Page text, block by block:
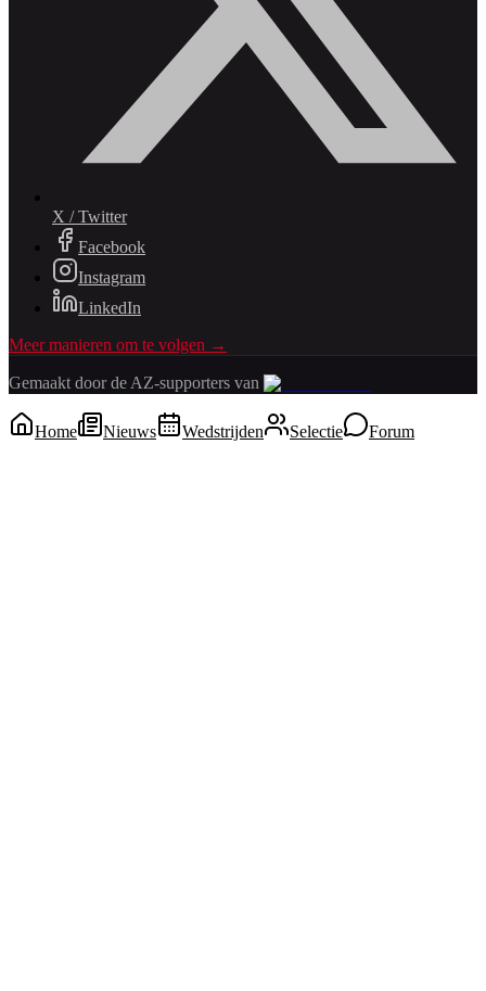
X / Twitter
Facebook
Instagram
LinkedIn
Meer manieren om te volgen →
Gemaakt door de AZ-supporters van
Home Nieuws Wedstrijden Selectie Forum